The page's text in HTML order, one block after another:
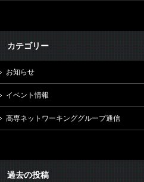
カテゴリー
お知らせ
イベント情報
高専ネットワーキンググループ通信
過去の投稿